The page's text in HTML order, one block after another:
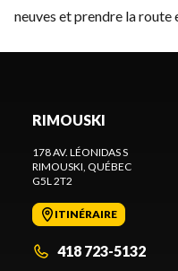
neuves et prendre la route
RIMOUSKI
178 AV. LÉONIDAS S
RIMOUSKI , QUÉBEC
G5L 2T2
ITINÉRAIRE
418 723-5132